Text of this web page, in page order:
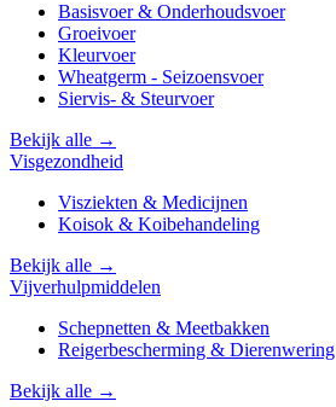
Basisvoer & Onderhoudsvoer
Groeivoer
Kleurvoer
Wheatgerm - Seizoensvoer
Siervis- & Steurvoer
Bekijk alle →
Visgezondheid
Visziekten & Medicijnen
Koisok & Koibehandeling
Bekijk alle →
Vijverhulpmiddelen
Schepnetten & Meetbakken
Reigerbescherming & Dierenwering
Bekijk alle →